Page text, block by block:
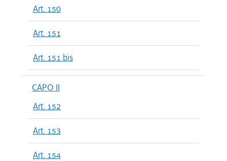
Art. 150
Art. 151
Art. 151 bis
CAPO II
Art. 152
Art. 153
Art. 154